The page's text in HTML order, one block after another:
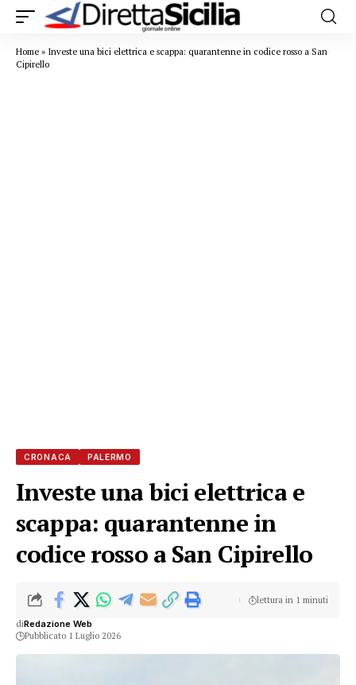
Home » Investe una bici elettrica e scappa: quarantenne in codice rosso a San
Cipirello
CRONACA PALERMO
Investe una bici elettrica e
scappa: quarantenne in
codice rosso a San Cipirello
diRedazione Web
Pubblicato 1 Luglio 2026
lettura in 1 minuti